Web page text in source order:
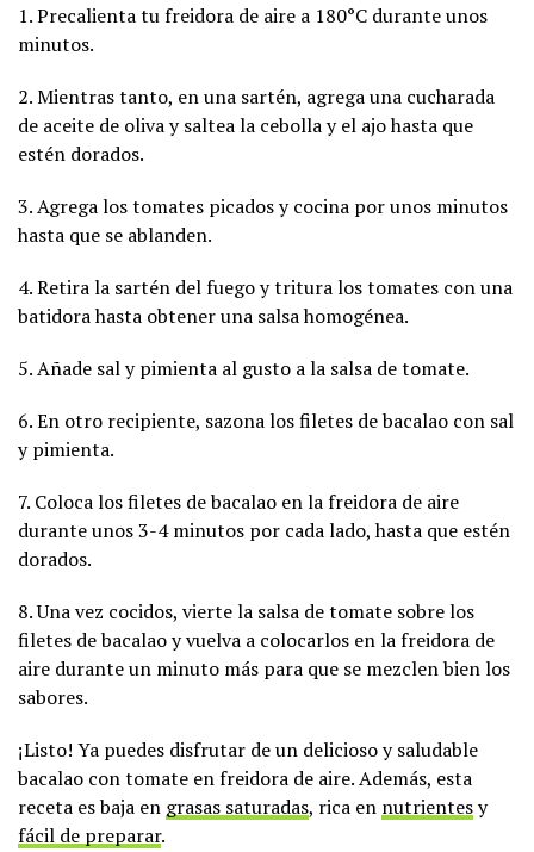
1. Precalienta tu freidora de aire a 180°C durante unos
minutos.
2. Mientras tanto, en una sartén, agrega una cucharada
de aceite de oliva y saltea la cebolla y el ajo hasta que
estén dorados.
3. Agrega los tomates picados y cocina por unos minutos
hasta que se ablanden.
4. Retira la sartén del fuego y tritura los tomates con una
batidora hasta obtener una salsa homogénea.
5. Añade sal y pimienta al gusto a la salsa de tomate.
6. En otro recipiente, sazona los filetes de bacalao con sal
y pimienta.
7. Coloca los filetes de bacalao en la freidora de aire
durante unos 3-4 minutos por cada lado, hasta que estén
dorados.
8. Una vez cocidos, vierte la salsa de tomate sobre los
filetes de bacalao y vuelva a colocarlos en la freidora de
aire durante un minuto más para que se mezclen bien los
sabores.
¡Listo! Ya puedes disfrutar de un delicioso y saludable
bacalao con tomate en freidora de aire. Además, esta
receta es baja en grasas saturadas, rica en nutrientesy
fácil de preparar.